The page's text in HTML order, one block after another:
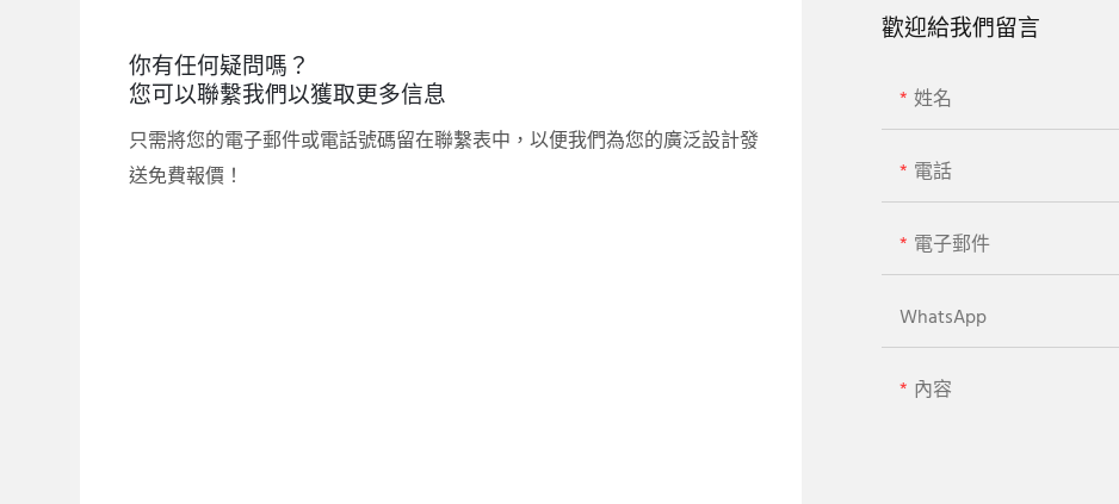
你有任何疑問嗎？
您可以聯繫我們以獲取更多信息
只需將您的電子郵件或電話號碼留在聯繫表中，以便我們為您的廣泛設計發
送免費報價！
歡迎給我們留言
姓名
電話
電子郵件
WhatsApp
內容